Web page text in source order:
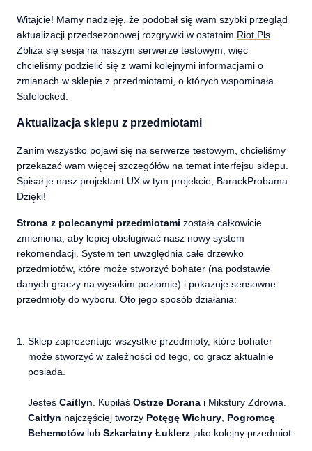
Witajcie! Mamy nadzieję, że podobał się wam szybki przegląd
aktualizacji przedsezonowej rozgrywki w ostatnim Riot Pls
Zbliża się sesja na naszym serwerze testowym, więc
chcieliśmy podzielić się z wami kolejnymi informacjami o
zmianach w sklepie z przedmiotami, o których wspominała
Safelocked.
Aktualizacja sklepu z przedmiotami
Zanim wszystko pojawi się na serwerze testowym, chcieliśmy
przekazać wam więcej szczegółów na temat interfejsu sklepu.
Spisał je nasz projektant UX w tym projekcie, BarackProbama.
Dzięki!
Strona z polecanymi przedmiotami została całkowicie
zmieniona, aby lepiej obsługiwać nasz nowy system
rekomendacji. System ten uwzględnia całe drzewko
przedmiotów, które może stworzyć bohater (na podstawie
danych graczy na wysokim poziomie) i pokazuje sensowne
przedmioty do wyboru. Oto jego sposób działania:
Sklep zaprezentuje wszystkie przedmioty, które bohater
może stworzyć w zależności od tego, co gracz aktualnie
posiada.
Jesteś Caitlyn . Kupiłaś Ostrze Dorana i Mikstury Zdrowia.
Caitlyn najczęściej tworzy Potęgę Wichury Pogromcę
Behemotów lub Szkarłatny Łuklerz jako kolejny przedmiot.